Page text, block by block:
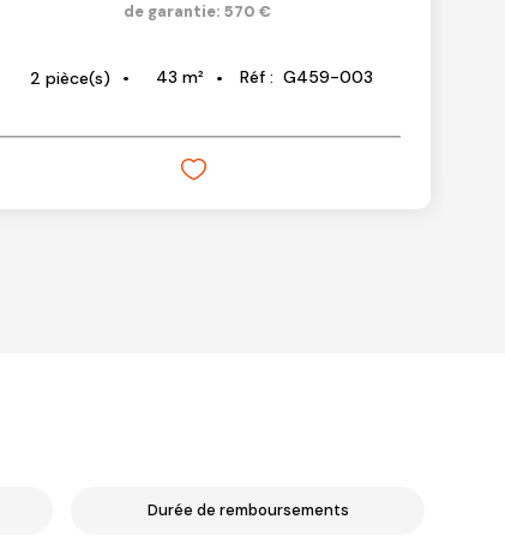
de garantie: 570 €
2 pièce(s) 43 m² Réf : G459-003
Durée de remboursements